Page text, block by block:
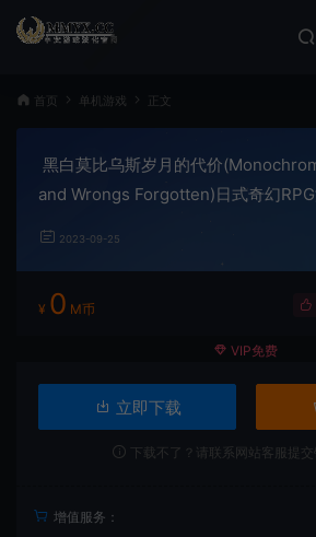
首页 单机游戏 正文
黑白莫比乌斯岁月的代价
and Wrongs Forgotten)日式奇幻
2023-09-25
¥ 0 M币
VIP免费
立即下载
下载不了？请联系网站客服提交
增值服务：